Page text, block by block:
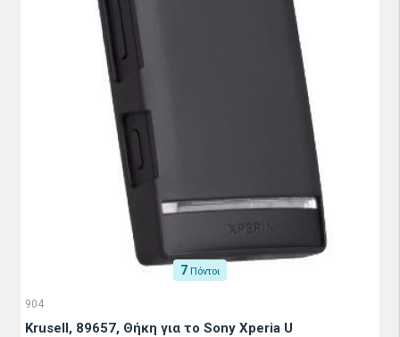
7 Πόντοι
904
Krusell, 89657, Θήκη για το Sony Xperia U